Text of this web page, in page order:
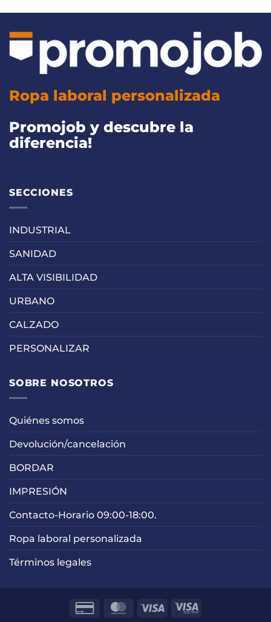
tiene
variantes.
Las
se
elegir
en
de
tiene
múltiples
variantes.
Las
se
Ropa laboral personalizada
Promojob y descubre la
diferencia!
SECCIONES
INDUSTRIAL
SANIDAD
ALTA VISIBILIDAD
URBANO
CALZADO
PERSONALIZAR
SOBRE NOSOTROS
Quiénes somos
Devolución/cancelación
BORDAR
IMPRESIÓN
Contacto-Horario 09:00-18:00.
Ropa laboral personalizada
Términos legales
Credit
MasterCard
Visa
Visa